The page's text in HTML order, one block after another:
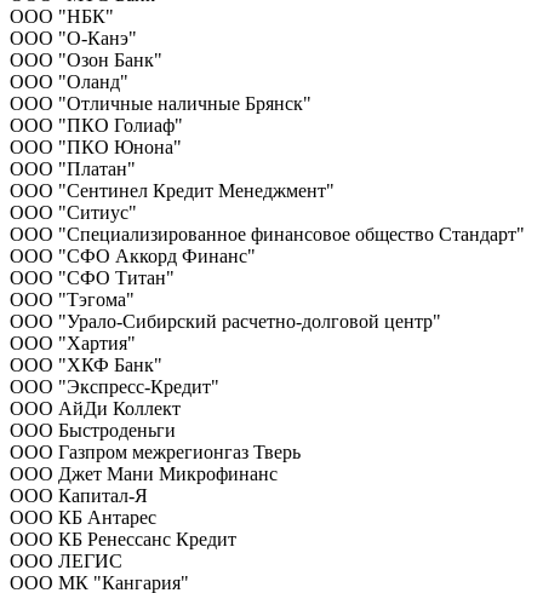
ООО "НБК"
ООО "О-Канэ"
ООО "Озон Банк"
ООО "Оланд"
ООО "Отличные наличные Брянск"
ООО "ПКО Голиаф"
ООО "ПКО Юнона"
ООО "Платан"
ООО "Сентинел Кредит Менеджмент"
ООО "Ситиус"
ООО "Специализированное финансовое общество Стандарт"
ООО "СФО Аккорд Финанс"
ООО "СФО Титан"
ООО "Тэгома"
ООО "Урало-Сибирский расчетно-долговой центр"
ООО "Хартия"
ООО "ХКФ Банк"
ООО "Экспресс-Кредит"
ООО АйДи Коллект
ООО Быстроденьги
ООО Газпром межрегионгаз Тверь
ООО Джет Мани Микрофинанс
ООО Капитал-Я
ООО КБ Антарес
ООО КБ Ренессанс Кредит
ООО ЛЕГИС
ООО МК "Кангария"